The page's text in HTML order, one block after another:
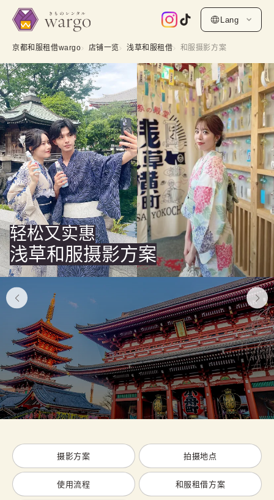
Lang
京都和服租借wargo 店铺一览 浅草和服租借 和服摄影方案
轻松又实惠
浅草和服摄影方案
摄影方案 拍摄地点
使用流程 和服租借方案